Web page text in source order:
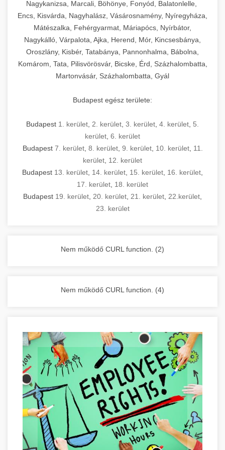
Ipari sütők és gőzpárolók katalógusa -
chef-iparikonyhagepek.hu
berendezések
használatot, miközben megfelel az összes
higiéniai előírásnak.
Ipari hűtőberendezések széles
választéka - chef-iparikonyhagepek.hu
kereskedelmi hűtőegység és hűtőkamra rendszerek
hőmérsékletet és vízminőséget figyelő
rendszerekkel, valamint energiatakarékos
technológiával rendelkeznek. A rozsdamentes
acél konstrukció és a könnyen hozzáférhető
karbantartási pontok biztosítják a hosszú
élettartamot és az egyszerű üzemeltetést.
Ipari mosogatógépek teljes kínálata -
kereskedelmi mosogatógép és tisztítóberendezések
tisztíthatók, szétszerelhetők és karbantarthatók,
megfelelnek az összes élelmiszer-biztonsági
előírásnak. Különböző teljesítményű modellek
állnak rendelkezésre asztali és állványos
kivitelben, az egyedi igények és a
feldolgozandó mennyiségek függvényében.
Biztonságos kezelést biztosító védőburkolatok
számára.
Sajtreszelő gépek szakmai választéka -
chef-iparikonyhagepek.hu
kereskedelmi sajtreszelő és aprítógépek
berendezést magában foglal, amely szükséges
egy modern, hatékonyan működő
kereskedelmi konyha komplett felszereléséhez
és működtetéséhez. Az alapvető
főzőberendezésektől (tűzhelyek, sütők,
grillsütők, frittőzök) kezdve a speciális
feldolgozógépeken (szeletelők, aprítók,
kiegészítő eszközökig mindent egy helyen
megtalál. Szakértő tanácsadóink segítenek a
megfelelő berendezések kiválasztásában, a
konyha optimális elrendezésének
megtervezésében, valamint a telepítés és az
üzembe helyezés koordinálásában. Hosszú távú
garancia, gyors szerviz és folyamatos műszaki
támogatás biztosítja az Ön nyugalmát és
Nagykonyhai berendezések komplett
Nagykanizsa, Marcali, Böhönye, Fonyód, Balatonlelle,
Encs, Kisvárda, Nagyhalász, Vásárosnamény, Nyíregyháza,
Mátészalka, Fehérgyarmat, Máriapócs, Nyírbátor,
Nagykálló, Várpalota, Ajka, Herend, Mór, Kincsesbánya,
Oroszlány, Kisbér, Tatabánya, Pannonhalma, Bábolna,
Komárom, Tata, Pilisvörösvár, Bicske, Érd, Százhalombatta,
Martonvásár, Százhalombatta, Gyál
Budapest egész területe:
Budapest 1. kerület 2. kerület 3. kerület 4. kerület 5.
kerület 6. kerület
Budapest 7. kerület, 8. kerület, 9. kerület, 10. kerület, 11.
kerület 12. kerület
Budapest 13. kerület 14. kerület 15. kerület 16. kerület
17. kerület 18. kerület
Budapest 19. kerület 20. kerület 21. kerület 22.kerület
23. kerület
Nem működő CURL function. (2)
Nem működő CURL function. (4)